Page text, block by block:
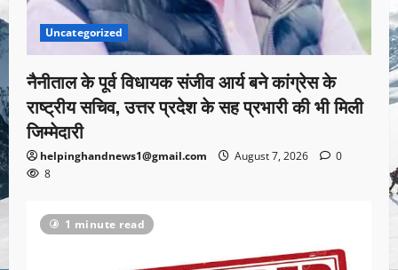
Uncategorized
नैनीताल के पूर्व विधायक संजीव आर्य बने कांग्रेस के
राष्ट्रीय सचिव, उत्तर प्रदेश के सह प्रभारी की भी मिली
जिम्मेदारी
helpinghandnews1@gmail.com August 7, 2026
0
8
1 minute read